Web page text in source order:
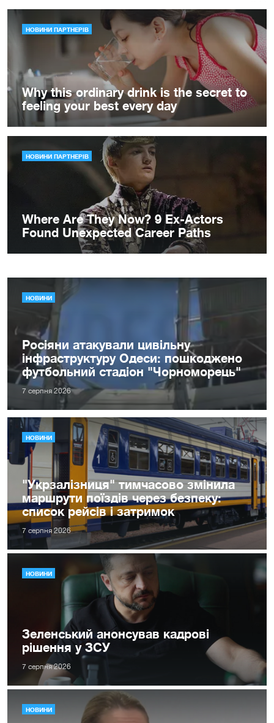
НОВИНИ
Росіяни атакували цивільну
інфраструктуру Одеси: пошкоджено
футбольний стадіон "Чорноморець"
7 серпня 2026
НОВИНИ
"Укрзалізниця" тимчасово змінила
маршрути поїздів через безпеку:
список рейсів і затримок
7 серпня 2026
НОВИНИ
Зеленський анонсував кадрові
рішення у ЗСУ
7 серпня 2026
НОВИНИ